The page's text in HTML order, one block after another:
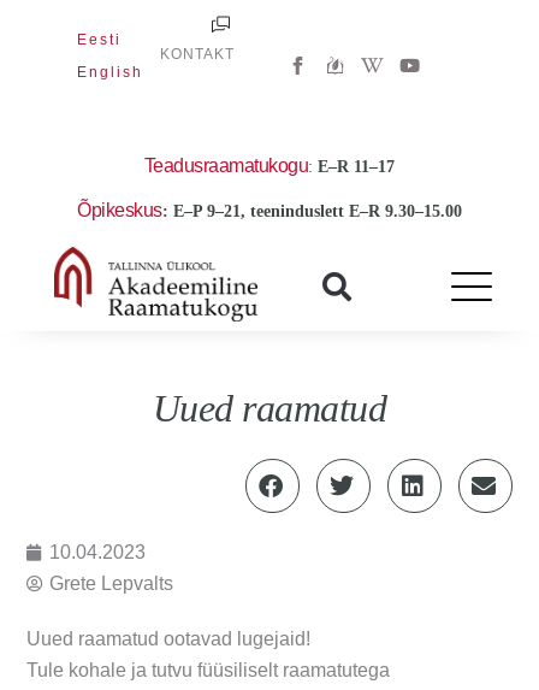
Eesti
English
KONTAKT
W
i
d
-
Y
o
Teadusraamatukogu:E–R 11–17
Õpikeskus: E–P 9–21, teeninduslett E–R 9.30–15.00
Uued raamatud
10.04.2023
Grete Lepvalts
Uued raamatud ootavad lugejaid!
Tule kohale ja tutvu füüsiliselt raamatutega